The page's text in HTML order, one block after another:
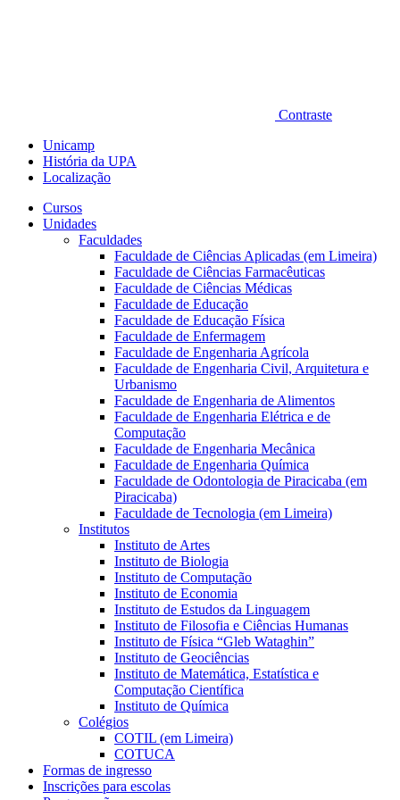
Contraste
Unicamp
História da UPA
Localização
Cursos
Unidades
Faculdades
Faculdade de Ciências Aplicadas (em Limeira)
Faculdade de Ciências Farmacêuticas
Faculdade de Ciências Médicas
Faculdade de Educação
Faculdade de Educação Física
Faculdade de Enfermagem
Faculdade de Engenharia Agrícola
Faculdade de Engenharia Civil, Arquitetura e
Urbanismo
Faculdade de Engenharia de Alimentos
Faculdade de Engenharia Elétrica e de
Computação
Faculdade de Engenharia Mecânica
Faculdade de Engenharia Química
Faculdade de Odontologia de Piracicaba (em
Piracicaba)
Faculdade de Tecnologia (em Limeira)
Institutos
Instituto de Artes
Instituto de Biologia
Instituto de Computação
Instituto de Economia
Instituto de Estudos da Linguagem
Instituto de Filosofia e Ciências Humanas
Instituto de Física “Gleb Wataghin”
Instituto de Geociências
Instituto de Matemática, Estatística e
Computação Científica
Instituto de Química
Colégios
COTIL (em Limeira)
COTUCA
Formas de ingresso
Inscrições para escolas